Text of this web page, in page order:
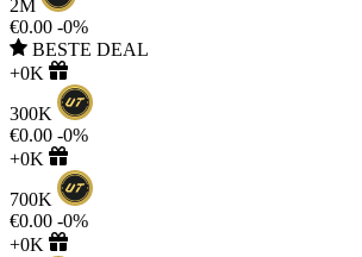
2M
€0.00 -0%
BESTE DEAL
+0K
300K
€0.00 -0%
+0K
700K
€0.00 -0%
+0K